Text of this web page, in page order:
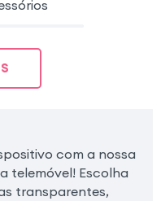
com a nossa
telemóvel! Escolha
transparentes,